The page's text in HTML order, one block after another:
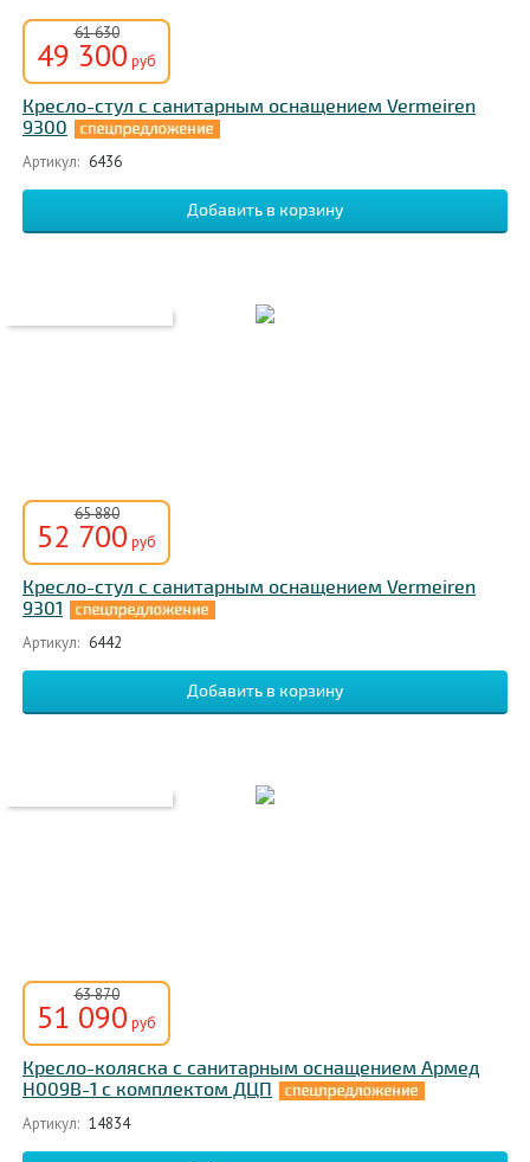
61 630
49 300 руб
Кресло-стул с санитарным оснащением Vermeiren
9300
Артикул: 6436
65 880
52 700 руб
Кресло-стул с санитарным оснащением Vermeiren
9301
Артикул: 6442
63 870
51 090 руб
Кресло-коляска с санитарным оснащением Армед
H009B-1 с комплектом ДЦП
Артикул: 14834